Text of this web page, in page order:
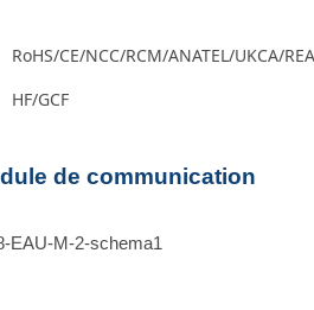
RoHS/CE/NCC/RCM/ANATEL/UKCA/
HF/GCF
de communication